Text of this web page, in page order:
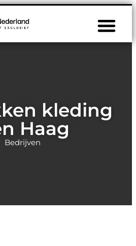
kleding
Haag
Bedrijven